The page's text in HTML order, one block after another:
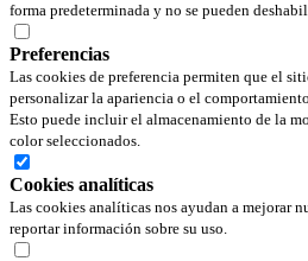
forma predeterminada y no se pueden
Preferencias
Las cookies de preferencia permiten que el
personalizar la apariencia o el
Esto puede incluir el almacenamiento de la
color seleccionados.
Cookies analíticas
Las cookies analíticas nos ayudan a mejorar
reportar información sobre su uso.